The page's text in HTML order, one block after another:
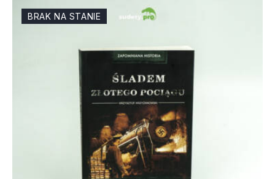
BRAK NA STANIE